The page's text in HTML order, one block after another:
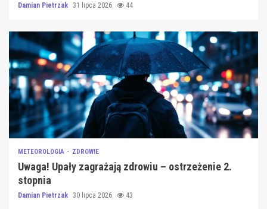
Damian Pietrzak 31 lipca 2026 44
METEOROLOGIA ZDROWIE
Uwaga! Upały zagrażają zdrowiu – ostrzeżenie 2.
stopnia
Damian Pietrzak 30 lipca 2026 43